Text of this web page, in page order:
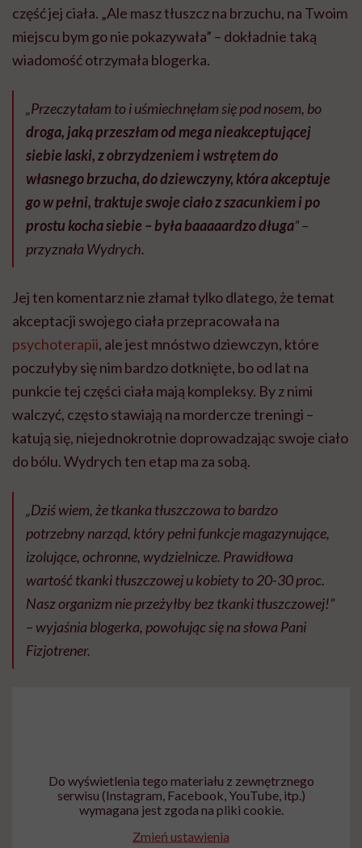
część jej ciała. „Ale masz tłuszcz na brzuchu, na Twoim
miejscu bym go nie pokazywała” – dokładnie taką
wiadomość otrzymała blogerka.
„Przeczytałam to i uśmiechnęłam się pod nosem, bo
droga, jaką przeszłam od mega nieakceptującej
siebie laski, z obrzydzeniem i wstrętem do
własnego brzucha, do dziewczyny, która akceptuje
go w pełni, traktuje swoje ciało z szacunkiem i po
prostu kocha siebie – była baaaaardzo długa” –
przyznała Wydrych.
Jej ten komentarz nie złamał tylko dlatego, że temat
akceptacji swojego ciała przepracowała na
psychoterapii, ale jest mnóstwo dziewczyn, które
poczułyby się nim bardzo dotknięte, bo od lat na
punkcie tej części ciała mają kompleksy. By z nimi
walczyć, często stawiają na mordercze treningi –
katują się, niejednokrotnie doprowadzając swoje ciało
do bólu. Wydrych ten etap ma za sobą.
„Dziś wiem, że tkanka tłuszczowa to bardzo
potrzebny narząd, który pełni funkcje magazynujące,
izolujące, ochronne, wydzielnicze. Prawidłowa
wartość tkanki tłuszczowej u kobiety to 20-30 proc.
Nasz organizm nie przeżyłby bez tkanki tłuszczowej!”
– wyjaśnia blogerka, powołując się na słowa Pani
Fizjotrener.
Do wyświetlenia tego materiału z zewnętrznego
serwisu (Instagram, Facebook, YouTube, itp.)
wymagana jest zgoda na pliki cookie.
Zmień ustawienia